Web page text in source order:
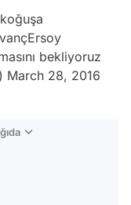
bekliyoruz
March 28, 2016